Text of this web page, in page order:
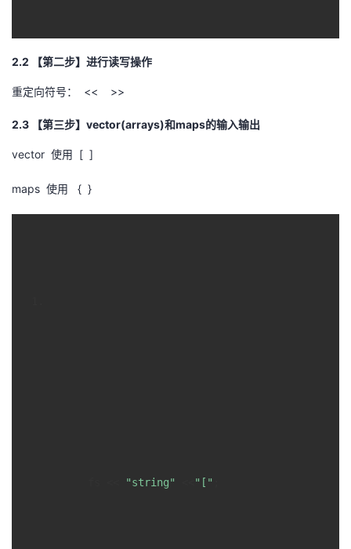
2.2 【第二步】进行读写操作
重定向符号： << >>
2.3 【第三步】vector(arrays)和maps的输入输出
vector 使用 [ ]
maps 使用 { }
"string" "["